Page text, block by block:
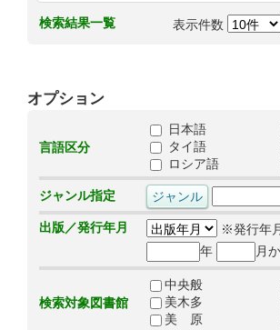
検索結果一覧 表示件数
オプション
言語区分
日本語
タイ語
ロシア語
ジャンル指定
出版／発行年月
※発行年
年
月
検索対象図書館
中央般
美木多
美 原